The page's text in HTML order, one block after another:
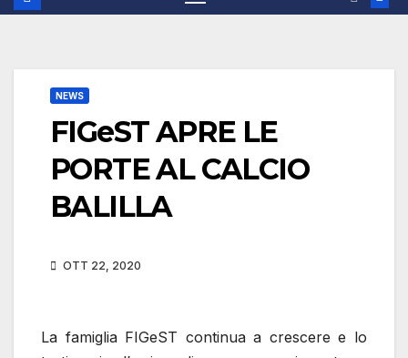
NEWS
FIGeST APRE LE
PORTE AL CALCIO
BALILLA
OTT 22, 2020
La famiglia FIGeST continua a crescere e lo